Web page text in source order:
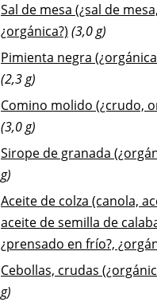
Sal de mesa (¿sal de
¿orgánica?) (3,0 g)
Pimienta negra
(2,3 g)
Comino molido (¿crudo,
(3,0 g)
Sirope de granada
g)
Aceite de colza (canola,
aceite de semilla de
¿prensado en frío?,
Cebollas, crudas
g)